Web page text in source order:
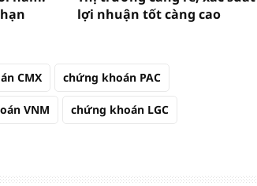
lợi nhuận tốt càng cao
CMX chứng khoán PAC
VNM chứng khoán LGC